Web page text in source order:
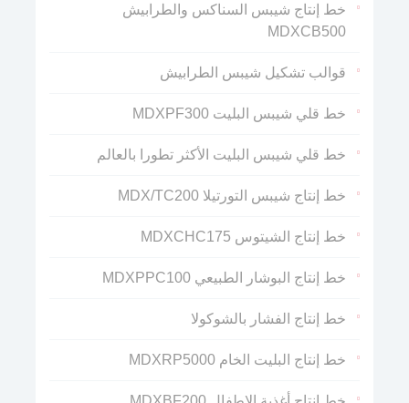
خط إنتاج شيبس السناكس والطرابيش
MDXCB500
قوالب تشكيل شيبس الطرابيش
خط قلي شيبس البليت MDXPF300
خط قلي شيبس البليت الأكثر تطورا بالعالم
خط إنتاج شيبس التورتيلا MDX/TC200
خط إنتاج الشيتوس MDXCHC175
خط إنتاج البوشار الطبيعي MDXPPC100
خط إنتاج الفشار بالشوكولا
خط إنتاج البليت الخام MDXRP5000